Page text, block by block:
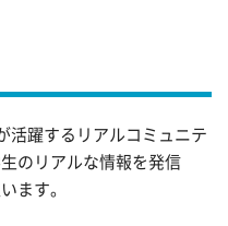
活躍するリアルコミュニテ
のリアルな情報を発信
ます。